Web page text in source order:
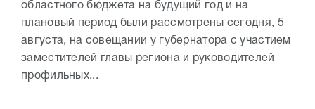
областного бюджета на будущий год и на
плановый период были рассмотрены сегодня, 5
августа, на совещании у губернатора с участием
заместителей главы региона и руководителей
профильных...